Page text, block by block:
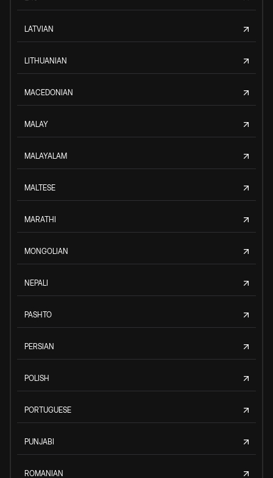
LATVIAN
LITHUANIAN
MACEDONIAN
MALAY
MALAYALAM
MALTESE
MARATHI
MONGOLIAN
NEPALI
PASHTO
PERSIAN
POLISH
PORTUGUESE
PUNJABI
ROMANIAN